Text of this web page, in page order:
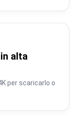
alta
per scaricarlo o